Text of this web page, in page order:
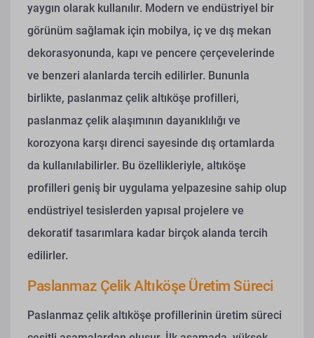
yaygın olarak kullanılır. Modern ve endüstriyel bir
görünüm sağlamak için mobilya, iç ve dış mekan
dekorasyonunda, kapı ve pencere çerçevelerinde
ve benzeri alanlarda tercih edilirler. Bununla
birlikte, paslanmaz çelik altıköşe profilleri,
paslanmaz çelik alaşımının dayanıklılığı ve
korozyona karşı direnci sayesinde dış ortamlarda
da kullanılabilirler. Bu özellikleriyle, altıköşe
profilleri geniş bir uygulama yelpazesine sahip olup
endüstriyel tesislerden yapısal projelere ve
dekoratif tasarımlara kadar birçok alanda tercih
edilirler.
Paslanmaz Çelik Altıköşe Üretim Süreci
Paslanmaz çelik altıköşe profillerinin üretim süreci